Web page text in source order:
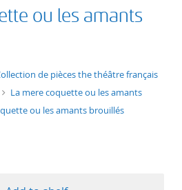
ou les amants
de pièces the théâtre français
La mere coquette ou les amants
ou les amants brouillés